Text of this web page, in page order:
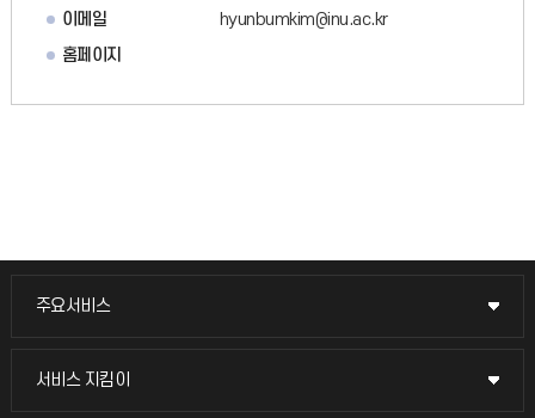
이메일
hyunbumkim@inu.ac.kr
홈페이지
주요서비스
주요서비스
교무회의방송
서비스 지킴이
서비스 지킴이